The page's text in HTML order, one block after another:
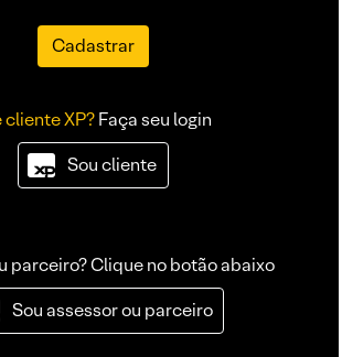
Cadastrar
cliente XP?Faça seu login
Sou cliente
parceiro? Clique no botão abaixo
Sou assessor ou parceiro